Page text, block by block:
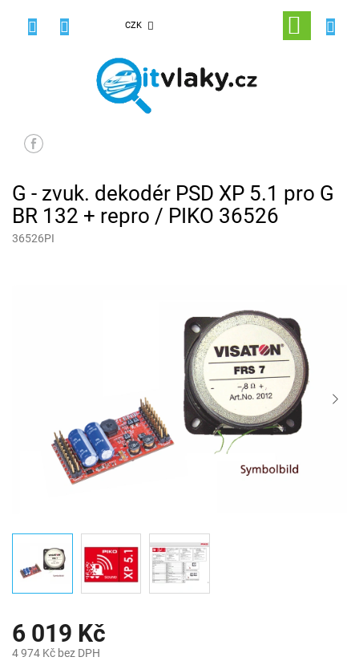
CZK
NÁKUPNÍ
KOŠÍK
G - zvuk. dekodér PSD XP 5.1 pro G
BR 132 + repro / PIKO 36526
36526PI
6 019 Kč
4 974 Kč bez DPH